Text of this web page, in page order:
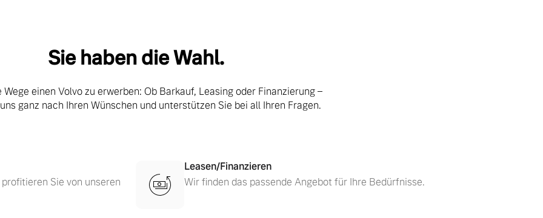
Sie haben die Wahl.
Wege einen Volvo zu erwerben: Ob Barkauf, Leasing oder Finanzierung –
ganz nach Ihren Wünschen und unterstützen Sie bei all Ihren Fragen.
Sie von unseren
Leasen/Finanzieren
Wir finden das passende Angebot für Ihre Bedürfnisse.